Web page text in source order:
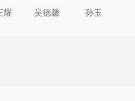
耀 吴德馨 孙玉